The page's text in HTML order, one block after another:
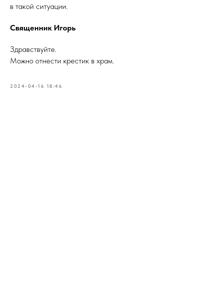
в такой ситуации.
Священник Игорь
Здравствуйте.
Можно отнести крестик в храм.
2024-04-16 18:46